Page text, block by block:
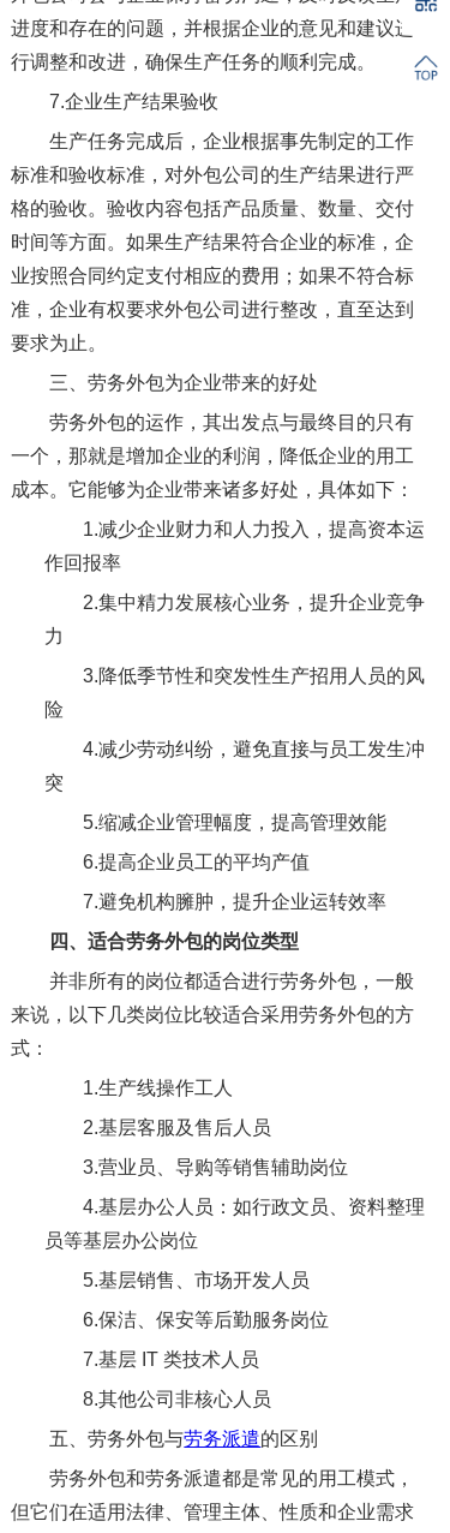
进度和存在的问题，并根据企业的意见和建议进
行调整和改进，确保生产任务的顺利完成。
7.企业生产结果验收
生产任务完成后，企业根据事先制定的工作
标准和验收标准，对外包公司的生产结果进行严
格的验收。验收内容包括产品质量、数量、交付
时间等方面。如果生产结果符合企业的标准，企
业按照合同约定支付相应的费用；如果不符合标
准，企业有权要求外包公司进行整改，直至达到
要求为止。
三、劳务外包为企业带来的好处
劳务外包的运作，其出发点与最终目的只有
一个，那就是增加企业的利润，降低企业的用工
成本。它能够为企业带来诸多好处，具体如下：
1.减少企业财力和人力投入，提高资本运
作回报率
2.集中精力发展核心业务，提升企业竞争
力
3.降低季节性和突发性生产招用人员的风
险
4.减少劳动纠纷，避免直接与员工发生冲
突
5.缩减企业管理幅度，提高管理效能
6.提高企业员工的平均产值
7.避免机构臃肿，提升企业运转效率
四、适合劳务外包的岗位类型
并非所有的岗位都适合进行劳务外包，一般
来说，以下几类岗位比较适合采用劳务外包的方
式：
1.生产线操作工人
2.基层客服及售后人员
3.营业员、导购等销售辅助岗位
4.基层办公人员：如行政文员、资料整理
员等基层办公岗位
5.基层销售、市场开发人员
6.保洁、保安等后勤服务岗位
7.基层 IT 类技术人员
8.其他公司非核心人员
五、劳务外包与劳务派遣的区别
劳务外包和劳务派遣都是常见的用工模式，
但它们在适用法律、管理主体、性质和企业需求